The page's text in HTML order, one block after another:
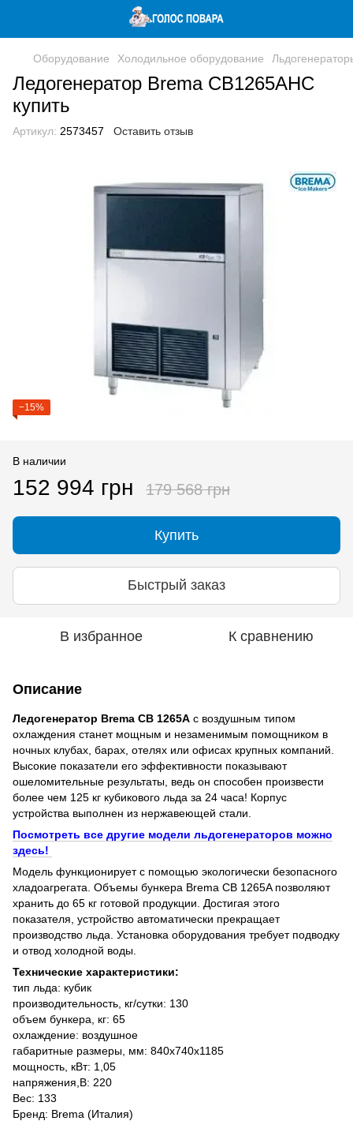
Оборудование Холодильное оборудование
Ледогенератор Brema CB1265AHC
купить
Артикул: 2573457 Оставить отзыв
−15%
В наличии
152 994 грн 179 568 грн
Купить
Быстрый заказ
В избранное К сравнению
Описание
Ледогенератор Brema CB 1265A с воздушным типом
охлаждения станет мощным и незаменимым помощником в
ночных клубах, барах, отелях или офисах крупных компаний.
Высокие показатели его эффективности показывают
ошеломительные результаты, ведь он способен произвести
более чем 125 кг кубикового льда за 24 часа! Корпус
устройства выполнен из нержавеющей стали.
Посмотреть все другие модели льдогенераторов можно
здесь!
Модель функционирует с помощью экологически безопасного
хладоагрегата. Объемы бункера Brema CB 1265A позволяют
хранить до 65 кг готовой продукции. Достигая этого
показателя, устройство автоматически прекращает
производство льда. Установка оборудования требует подводку
и отвод холодной воды.
Технические характеристики:
тип льда: кубик
производительность, кг/сутки: 130
объем бункера, кг: 65
охлаждение: воздушное
габаритные размеры, мм: 840х740х1185
мощность, кВт: 1,05
напряжения,В: 220
Вес: 133
Бренд: Brema (Италия)